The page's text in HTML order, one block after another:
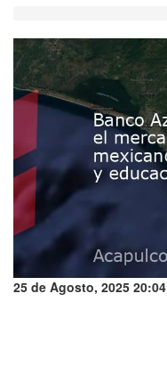
25 de Agosto, 2025 20:04